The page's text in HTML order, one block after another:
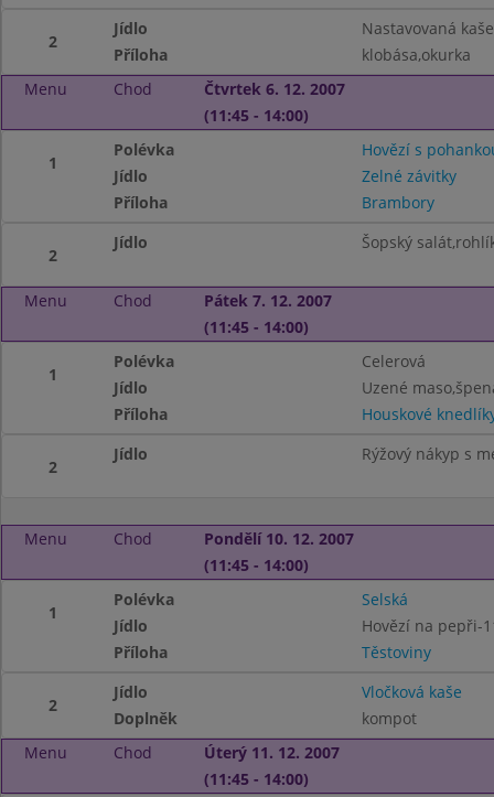
2
Jídlo
Nastavovaná
Příloha
klobása,okurka
Menu
Chod
Čtvrtek 6. 12. 2007
(11:45 - 14:00)
1
Polévka
Hovězí s
Jídlo
Zelné závitky
Příloha
Brambory
2
Jídlo Šopský
Menu Chod
Pátek 7. 12. 2007
(11:45 - 14:00)
1
Polévka
Celerová
Jídlo
Uzené
Příloha
Houskové
2
Jídlo Rýžový nákyp s
Menu Chod
Pondělí 10. 12. 2007
(11:45 - 14:00)
1
Polévka
Selská
Jídlo
Hovězí na pepři-
Příloha
Těstoviny
2
Jídlo
Vločková kaše
Doplněk
kompot
Menu
Chod
Úterý 11. 12. 2007
(11:45 - 14:00)